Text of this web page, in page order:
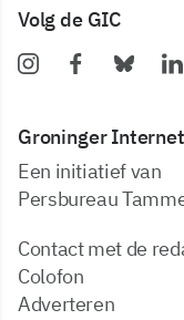
Volg de GIC
Groninger
Een initiatief van
Persbureau
Contact met de
Colofon
Adverteren